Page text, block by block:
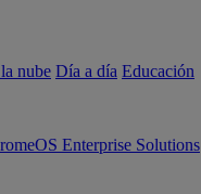
nube Día a día Educación
Enterprise Solutions